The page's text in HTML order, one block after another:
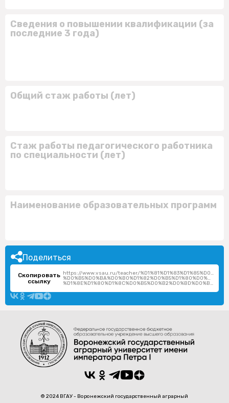
Сведения о повышении квалификации (за
последние 3 года)
Общий стаж работы (лет)
Стаж работы педагогического работника
по специальности (лет)
Наименование образовательных программ
Поделиться
Скопировать
ссылку
https://www.vsau.ru/teacher/
%D1%8E%D1%80%D1%8C%D0%B5%D0%B2%D0%BD%D0%B0/
© 2024 ВГАУ - Воронежский государственный аграрный